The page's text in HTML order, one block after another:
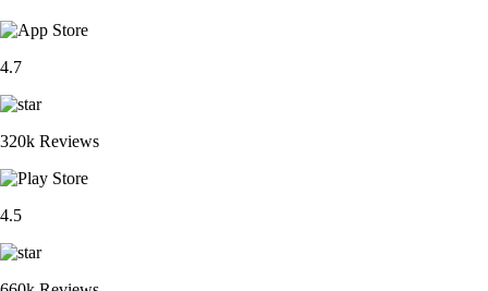
4.7
320k Reviews
4.5